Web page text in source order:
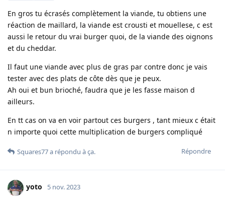
En gros tu écrasés complètement la viande, tu obtiens une
réaction de maillard, la viande est crousti et mouellese, c est
aussi le retour du vrai burger quoi, de la viande des oignons
et du cheddar.
Il faut une viande avec plus de gras par contre donc je vais
tester avec des plats de côte dès que je peux.
Ah oui et bun brioché, faudra que je les fasse maison d
ailleurs.
En tt cas on va en voir partout ces burgers , tant mieux c était
n importe quoi cette multiplication de burgers compliqué
Répondre
Squares77a répondu à ça.
yoto 5 nov. 2023